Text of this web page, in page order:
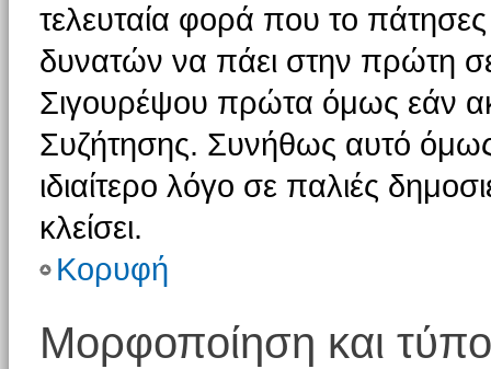
τελευταία φορά που το πάτησες
δυνατών να πάει στην πρώτη
Σιγουρέψου πρώτα όμως εάν
Συζήτησης. Συνήθως αυτό όμως
ιδιαίτερο λόγο σε παλιές
κλείσει.
Κορυφή
Μορφοποίηση και